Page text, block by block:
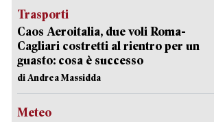
Trasporti
Caos Aeroitalia, due voli Roma-
Cagliari costretti al rientro per un
guasto: cosa è successo
di Andrea Massidda
Meteo